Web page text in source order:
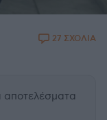
27 ΣΧΟΛΙΑ
αποτελέσματα